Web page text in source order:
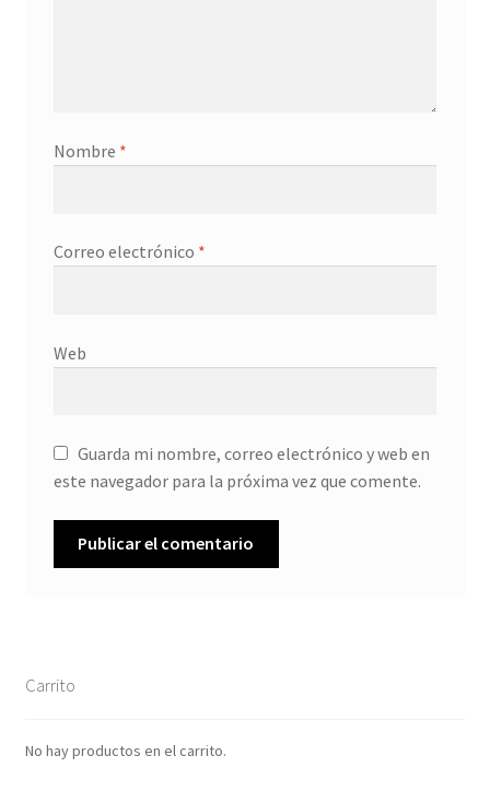
Nombre *
Correo electrónico *
Web
Guarda mi nombre, correo electrónico y web en
este navegador para la próxima vez que comente.
Carrito
No hay productos en el carrito.